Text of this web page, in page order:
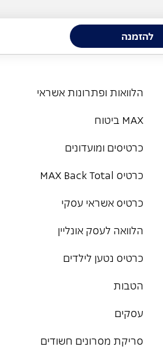
להזמנה
הלוואות ופתרונות אשראי
MAX ביטוח
כרטיסים ומועדונים
כרטיס MAX Back Total
כרטיס אשראי עסקי
הלוואה לעסק אונליין
כרטיס נטען לילדים
הטבות
עסקים
סריקת מסרונים חשודים